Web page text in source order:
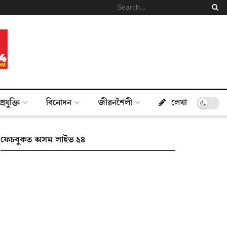
প্ৰযুক্তি বিনোদন জীৱনশৈলী লেখা
ফেচবুকত অসম লাইভ ২৪